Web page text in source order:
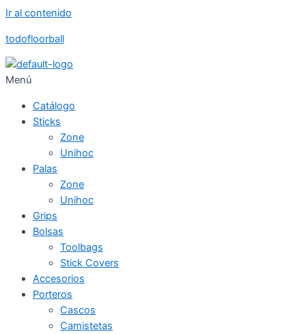
Ir al contenido
todofloorball
Menú
Catálogo
Sticks
Zone
Unihoc
Palas
Zone
Unihoc
Grips
Bolsas
Toolbags
Stick Covers
Accesorios
Porteros
Cascos
Camistetas